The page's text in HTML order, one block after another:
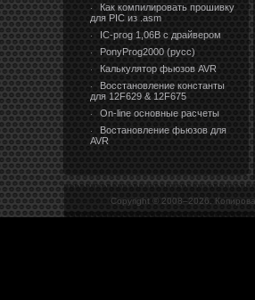
·
Как компилировать прошивку
для PIC из .asm
· IC-prog 1,06В с драйвером
· PonyProg2000 (русс)
· Калькулятор фьюзов AVR
·
Восстановление константы
для 12F629 & 12F675
· On-line основные расчеты
·
Востановление фьюзов для
AVR
Copyright © 2008–2026.